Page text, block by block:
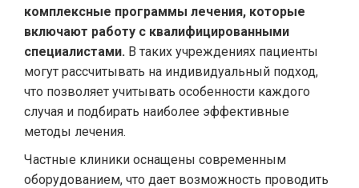
комплексные программы лечения, которые
включают работу с квалифицированными
специалистами. В таких учреждениях пациенты
могут рассчитывать на индивидуальный подход,
что позволяет учитывать особенности каждого
случая и подбирать наиболее эффективные
методы лечения.
Частные клиники оснащены современным
оборудованием, что дает возможность проводить